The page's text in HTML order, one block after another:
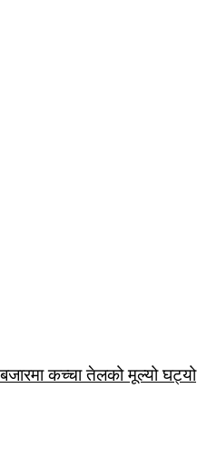
बजारमा कच्चा तेलको मूल्यो घट्यो